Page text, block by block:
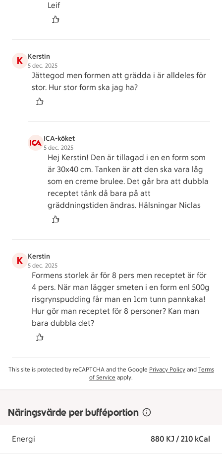
Leif
K Kerstin
5 dec. 2025
Jättegod men formen att grädda i är alldeles för
stor. Hur stor form ska jag ha?
ICA-köket
5 dec. 2025
Hej Kerstin! Den är tillagad i en en form som
är 30x40 cm. Tanken är att den ska vara låg
som en creme brulee. Det går bra att dubbla
receptet tänk då bara på att
gräddningstiden ändras. Hälsningar Niclas
K Kerstin
5 dec. 2025
Formens storlek är för 8 pers men receptet är för
4 pers. När man lägger smeten i en form enl 500g
risgrynspudding får man en 1cm tunn pannkaka!
Hur gör man receptet för 8 personer? Kan man
bara dubbla det?
This site is protected by reCAPTCHA and the Google Privacy Policyand Terms
of Service apply.
Näringsvärde per bufféportion
Energi 880 KJ / 210 kCal